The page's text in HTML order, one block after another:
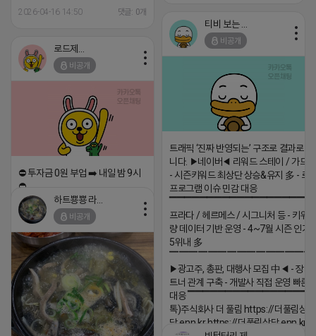
2026-04-16 14:50 댓글: 0개
비공개
트래픽 ‘진짜 반영되는’ 구조로 결과로
니다. ▶네이버◀ 리워드 스테이 / 가드 /
- 시즌키워드 최상단 상승&유지 多 - 로
프로그램 이슈 민감 대응
▔▔▔▔▔▔▔▔▔▔▔▔▔▔▔▔▔▔ ▶
프라다 / 헤르메스 / 시그니처 등 - 키워
량 데이터 기반 운영 - 4~7월 시즌 인기
5위내 多
▶광고주, 총판, 대행사 모집 中◀ - 장기
트너 관계 구축 - 개발사 직접 운영 빠른
대응
톡)주식회사 더 풀림 https://더풀림상
담.enn.kr https://더풀림상담.enn.kr
비공개
⛔️ 투자금 0원 부업 ➡️ 내일 밤 9시
⛔️
2026-04-18 17:23
하트뿅뿅 라이언
비공개